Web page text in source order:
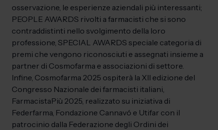
osservazione, le esperienze aziendali più interessanti;
PEOPLE AWARDS rivolti a farmacisti che si sono
contraddistinti nello svolgimento della loro
professione, SPECIAL AWARDS speciale categoria di
premi che vengono riconosciuti e assegnati insieme a
partner di Cosmofarma e associazioni di settore.
Infine, Cosmofarma 2025 ospiterà la XII edizione del
Congresso Nazionale dei farmacisti italiani,
FarmacistaPiù 2025, realizzato su iniziativa di
Federfarma, Fondazione Cannavó e Utifar con il
patrocinio dalla Federazione degli Ordini dei